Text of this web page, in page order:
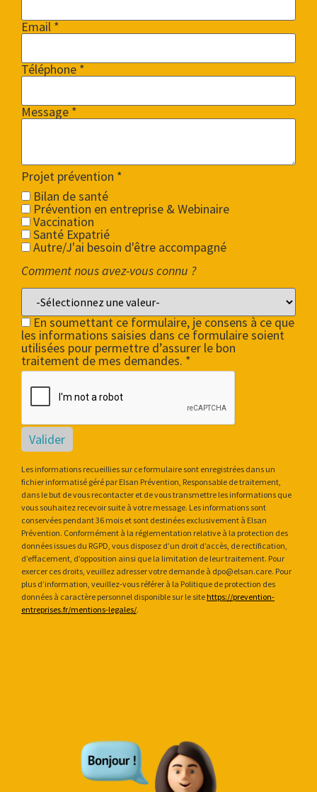
Email *
Téléphone *
Message *
Projet prévention *
Bilan de santé
Prévention en entreprise & Webinaire
Vaccination
Santé Expatrié
Autre/J'ai besoin d'être accompagné
Comment nous avez-vous connu ?
En soumettant ce formulaire, je consens à ce que
les informations saisies dans ce formulaire soient
utilisées pour permettre d’assurer le bon
traitement de mes demandes. *
Valider
Les informations recueillies sur ce formulaire sont enregistrées dans un
fichier informatisé géré par Elsan Prévention, Responsable de traitement,
dans le but de vous recontacter et de vous transmettre les informations que
vous souhaitez recevoir suite à votre message. Les informations sont
conservées pendant 36 mois et sont destinées exclusivement à Elsan
Prévention. Conformément à la réglementation relative à la protection des
données issues du RGPD, vous disposez d’un droit d’accès, de rectification,
d’effacement, d’opposition ainsi que la limitation de leur traitement. Pour
exercer ces droits, veuillez adresser votre demande à dpo@elsan.care. Pour
plus d’information, veuillez-vous référer à la Politique de protection des
données à caractère personnel disponible sur le site https://prevention-
entreprises.fr/mentions-legales/.